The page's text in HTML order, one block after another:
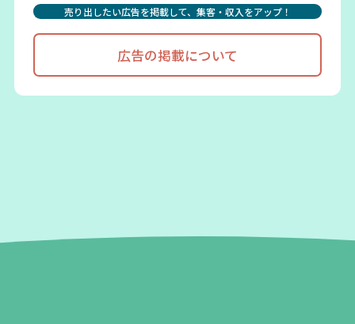
売り出したい広告を掲載して、集客・収入をアップ！
広告の掲載について